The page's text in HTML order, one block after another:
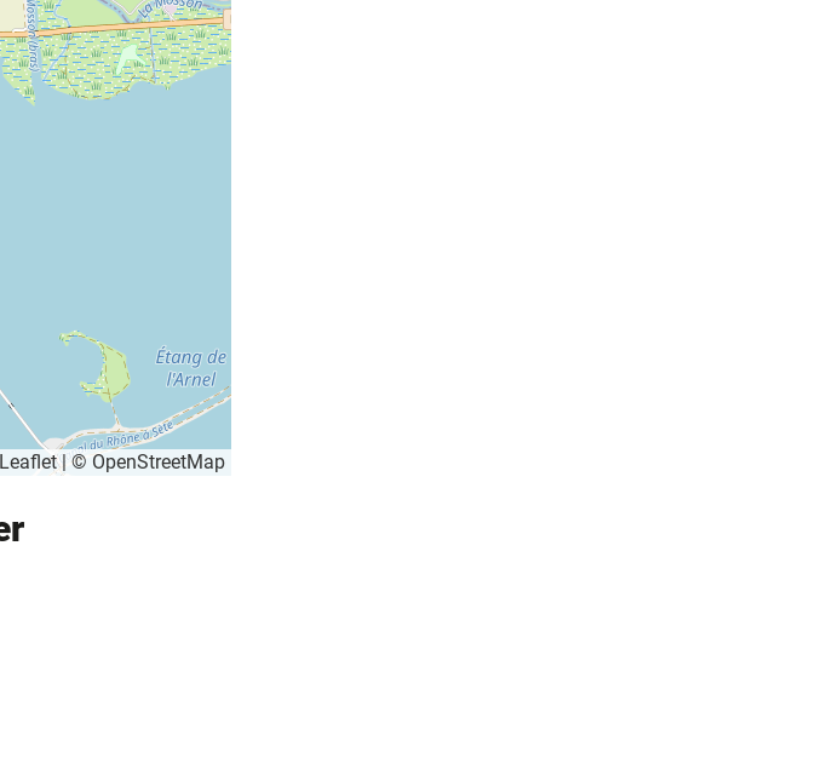
Leaflet |© OpenStreetMap